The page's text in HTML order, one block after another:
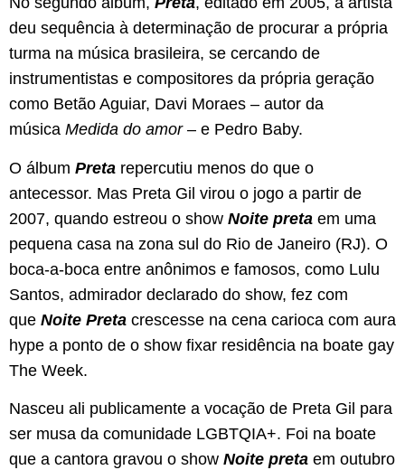
deu sequência à determinação de procurar a própria
turma na música brasileira, se cercando de
instrumentistas e compositores da própria geração
como Betão Aguiar, Davi Moraes – autor da
música Medida do amor– e Pedro Baby.
O álbum Preta repercutiu menos do que o
antecessor. Mas Preta Gil virou o jogo a partir de
2007, quando estreou o show Noite preta em uma
pequena casa na zona sul do Rio de Janeiro (RJ). O
boca-a-boca entre anônimos e famosos, como Lulu
Santos, admirador declarado do show, fez com
que Noite Preta crescesse na cena carioca com aura
hype a ponto de o show fixar residência na boate gay
The Week.
Nasceu ali publicamente a vocação de Preta Gil para
ser musa da comunidade LGBTQIA+. Foi na boate
que a cantora gravou o show Noite preta em outubro